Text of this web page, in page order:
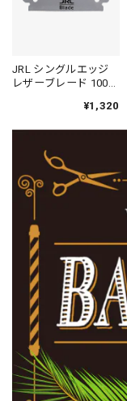
JRL シングルエッジ
レザーブレード 100枚
¥1,320